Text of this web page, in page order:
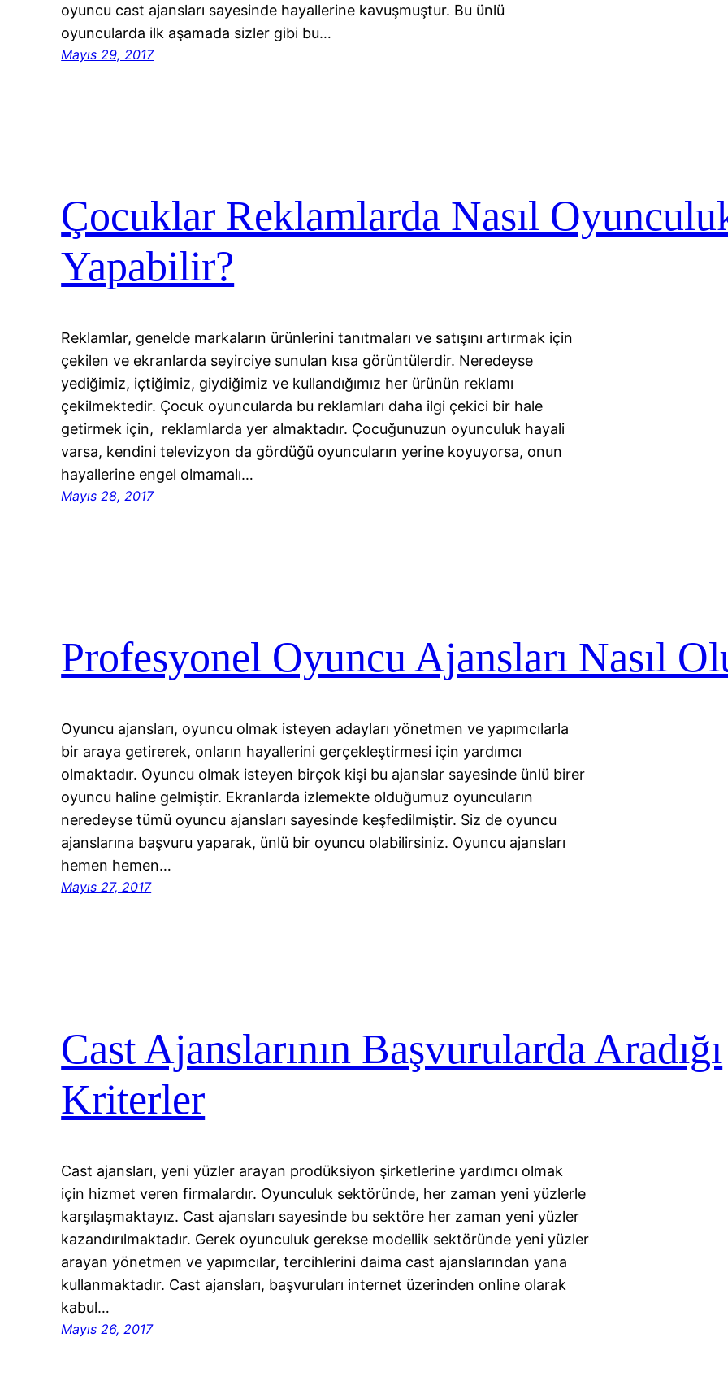
oyuncu cast ajansları sayesinde hayallerine kavuşmuştur. Bu ünlü
oyuncularda ilk aşamada sizler gibi bu…
Mayıs 29, 2017
Çocuklar Reklamlarda Nasıl
Yapabilir?
Reklamlar, genelde markaların ürünlerini tanıtmaları ve satışını artırmak için
çekilen ve ekranlarda seyirciye sunulan kısa görüntülerdir. Neredeyse
yediğimiz, içtiğimiz, giydiğimiz ve kullandığımız her ürünün reklamı
çekilmektedir. Çocuk oyuncularda bu reklamları daha ilgi çekici bir hale
getirmek için, reklamlarda yer almaktadır. Çocuğunuzun oyunculuk hayali
varsa, kendini televizyon da gördüğü oyuncuların yerine koyuyorsa, onun
hayallerine engel olmamalı…
Mayıs 28, 2017
Profesyonel Oyuncu Ajansları Nasıl
Oyuncu ajansları, oyuncu olmak isteyen adayları yönetmen ve yapımcılarla
bir araya getirerek, onların hayallerini gerçekleştirmesi için yardımcı
olmaktadır. Oyuncu olmak isteyen birçok kişi bu ajanslar sayesinde ünlü birer
oyuncu haline gelmiştir. Ekranlarda izlemekte olduğumuz oyuncuların
neredeyse tümü oyuncu ajansları sayesinde keşfedilmiştir. Siz de oyuncu
ajanslarına başvuru yaparak, ünlü bir oyuncu olabilirsiniz. Oyuncu ajansları
hemen hemen…
Mayıs 27, 2017
Cast Ajanslarının Başvurularda Aradığı
Kriterler
Cast ajansları, yeni yüzler arayan prodüksiyon şirketlerine yardımcı olmak
için hizmet veren firmalardır. Oyunculuk sektöründe, her zaman yeni yüzlerle
karşılaşmaktayız. Cast ajansları sayesinde bu sektöre her zaman yeni yüzler
kazandırılmaktadır. Gerek oyunculuk gerekse modellik sektöründe yeni yüzler
arayan yönetmen ve yapımcılar, tercihlerini daima cast ajanslarından yana
kullanmaktadır. Cast ajansları, başvuruları internet üzerinden online olarak
kabul…
Mayıs 26, 2017